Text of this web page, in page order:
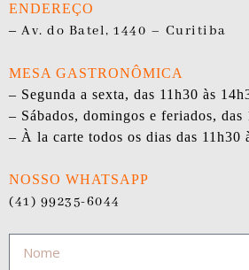
ENDEREÇO
– Av. do Batel, 1440 – Curitiba
MESA GASTRONÔMICA
– Segunda a sexta, das 11h30 às
– Sábados, domingos e feriados, das
– À la carte todos os dias das 11h30
NOSSO WHATSAPP
(41) 99235-6044